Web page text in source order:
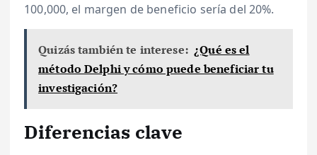
100,000, el margen de beneficio sería del 20%.
Quizás también te interese: ¿Qué es el
método Delphi y cómo puede beneficiar tu
investigación?
Diferencias clave